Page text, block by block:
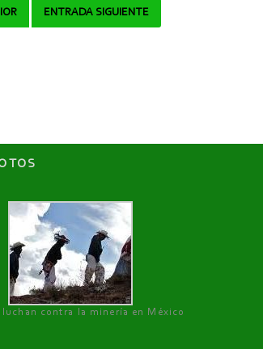
ENTRADA SIGUIENTE
luchan contra la minería en México